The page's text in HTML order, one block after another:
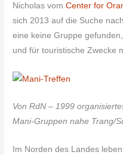
Nicholas vomCenter for
sich 2013 auf die Suche
eine keine Gruppe
und für touristische Zwecke
Von RdN – 1999
Mani-Gruppen nahe Trang/
Im Norden des Landes